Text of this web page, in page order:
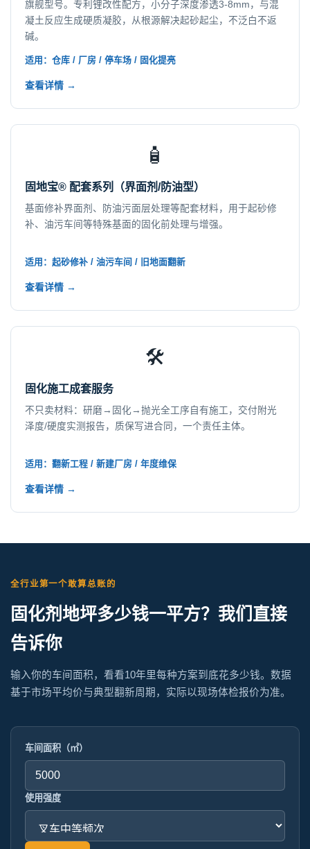
旗舰型号。专利锂改性配方，小分子深度渗透3-8mm，与混
凝土反应生成硬质凝胶，从根源解决起砂起尘，不泛白不返
碱。
适用：仓库 / 厂房 / 停车场 / 固化提亮
查看详情 →
🧴
固地宝® 配套系列（界面剂/防油型）
基面修补界面剂、防油污面层处理等配套材料，用于起砂修
补、油污车间等特殊基面的固化前处理与增强。
适用：起砂修补 / 油污车间 / 旧地面翻新
查看详情 →
🛠️
固化施工成套服务
不只卖材料：研磨→固化→抛光全工序自有施工，交付附光
泽度/硬度实测报告，质保写进合同，一个责任主体。
适用：翻新工程 / 新建厂房 / 年度维保
查看详情 →
全行业第一个敢算总账的
固化剂地坪多少钱一平方？我们直接
告诉你
输入你的车间面积，看看10年里每种方案到底花多少钱。数据
基于市场平均价与典型翻新周期，实际以现场体检报价为准。
车间面积（㎡）
使用强度